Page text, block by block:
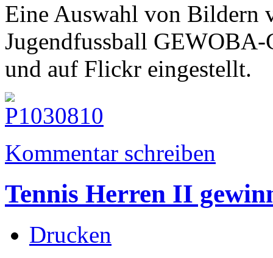
Eine Auswahl von Bildern
Jugendfussball
und auf Flickr eingestellt.
Kommentar schreiben
Tennis Herren II
Drucken